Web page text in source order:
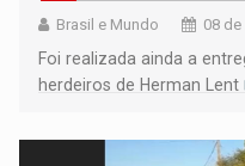
Brasil e Mundo 08
Foi realizada ainda a
herdeiros de Herman Lent